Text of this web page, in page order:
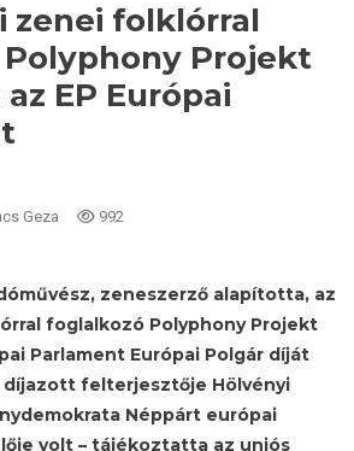
zenei folklórral
Projekt
EP Európai
Geza 992
zeneszerző alapította, az
foglalkozó Polyphony Projekt
Parlament Európai Polgár díját
díjazott felterjesztője Hölvényi
Néppárt európai
volt – tájékoztatta az uniós